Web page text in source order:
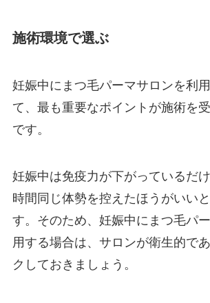
施術環境で選ぶ
妊娠中にまつ毛パーマサロンを利
て、最も重要なポイントが施術を
です。
妊娠中は免疫力が下がっているだ
時間同じ体勢を控えたほうがいい
す。そのため、妊娠中にまつ毛パ
用する場合は、サロンが衛生的で
クしておきましょう。